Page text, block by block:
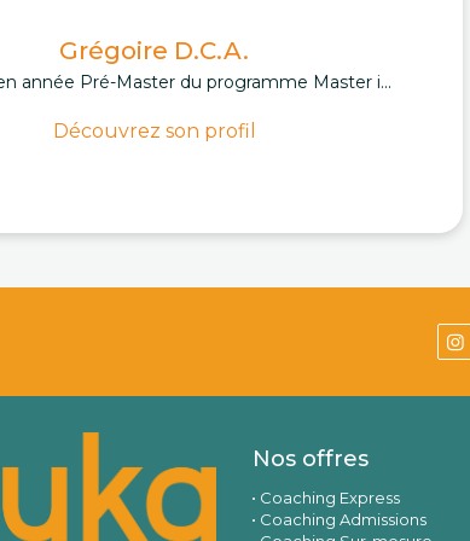
Grégoire D.C.A.
année Pré-Master du programme Master i...
Découvrez son profil
Nos offres
Coaching Express
Coaching Admissions